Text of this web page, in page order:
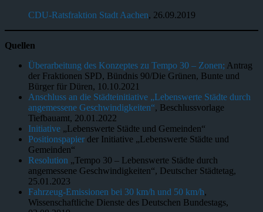
CDU-Ratsfraktion Stadt Aachen, 26.09.2019
Quellen
Überarbeitung des Konzeptes zu Tempo 30 – Zonen; Antrag
der Fraktionen SPD, Bündnis 90/Die Grünen, Bunte und
Bürger für Düren, 10.10.2021
Anschluss an die Städteinitiative „Lebenswerte Städte durch
angemessene Geschwindigkeiten“, Beschlussvorlage
Tiefbauamt, 20.01.2022
Initiative „Lebenswerte Städte und Gemeinden“
Positionspapier der Initiative „Lebenswerte Städte und
Gemeinden“
Resolution „Tempo 30 – Lebenswerte Städte durch
angemessene Geschwindigkeiten“, Deutscher Städtetag,
25.01.2023
Fahrzeug-Emissionen bei 30 km/h und 50 km/h,
Wissenschaftliche Dienste des Deutschen Bundestags,